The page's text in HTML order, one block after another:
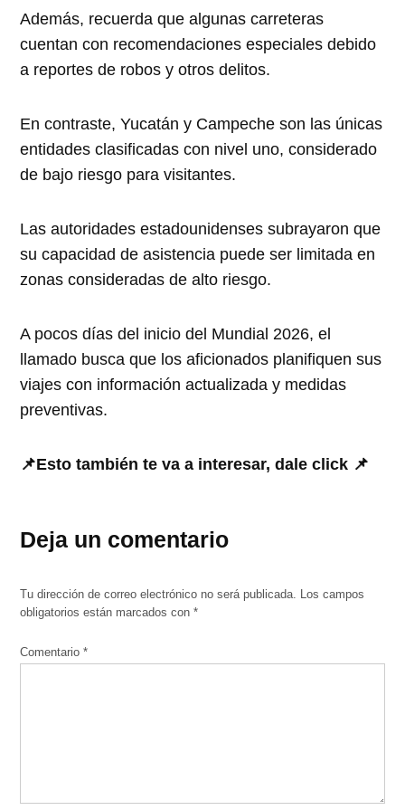
Además, recuerda que algunas carreteras
cuentan con recomendaciones especiales debido
a reportes de robos y otros delitos.
En contraste, Yucatán y Campeche son las únicas
entidades clasificadas con nivel uno, considerado
de bajo riesgo para visitantes.
Las autoridades estadounidenses subrayaron que
su capacidad de asistencia puede ser limitada en
zonas consideradas de alto riesgo.
A pocos días del inicio del Mundial 2026, el
llamado busca que los aficionados planifiquen sus
viajes con información actualizada y medidas
preventivas.
📌Esto también te va a interesar, dale click 📌
Deja un comentario
Tu dirección de correo electrónico no será publicada. Los campos
obligatorios están marcados con*
Comentario*